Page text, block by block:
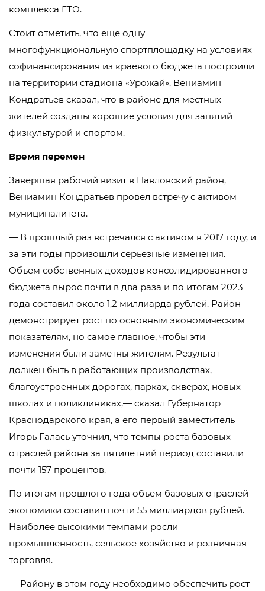
комплекса ГТО.
Стоит отметить, что еще одну
многофункциональную спортплощадку на условиях
софинансирования из краевого бюджета построили
на территории стадиона «Урожай». Вениамин
Кондратьев сказал, что в районе для местных
жителей созданы хорошие условия для занятий
физкультурой и спортом.
Время перемен
Завершая рабочий визит в Павловский район,
Вениамин Кондратьев провел встречу с активом
муниципалитета.
— В прошлый раз встречался с активом в 2017 году, и
за эти годы произошли серьезные изменения.
Объем собственных доходов консолидированного
бюджета вырос почти в два раза и по итогам 2023
года составил около 1,2 миллиарда рублей. Район
демонстрирует рост по основным экономическим
показателям, но самое главное, чтобы эти
изменения были заметны жителям. Результат
должен быть в работающих производствах,
благоустроенных дорогах, парках, скверах, новых
школах и поликлиниках,— сказал Губернатор
Краснодарского края, а его первый заместитель
Игорь Галась уточнил, что темпы роста базовых
отраслей района за пятилетний период составили
почти 157 процентов.
По итогам прошлого года объем базовых отраслей
экономики составил почти 55 миллиардов рублей.
Наиболее высокими темпами росли
промышленность, сельское хозяйство и розничная
торговля.
— Району в этом году необходимо обеспечить рост